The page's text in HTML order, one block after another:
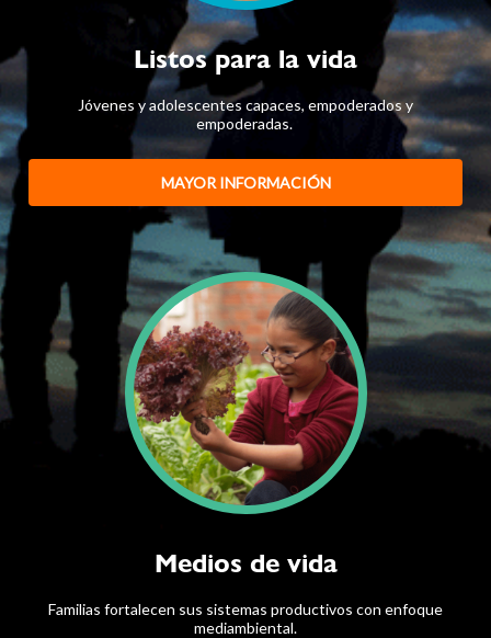
Listos para la vida
Jóvenes y adolescentes capaces, empoderados y
empoderadas.
MAYOR INFORMACIÓN
Medios de vida
Familias fortalecen sus sistemas productivos con enfoque
mediambiental.